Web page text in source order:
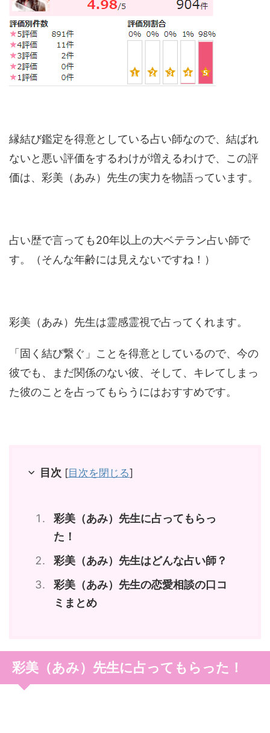
縁結び鑑定を得意としている占い師なので、結ばれ
ないと悪い評価をするわけが増えるわけで、この評
価は、彩美（あみ）先生の実力を物語っています。
占い歴で言っても20年以上の大ベテラン占い師で
す。（そんな年齢には見えないですね！）
彩美（あみ）先生は霊感霊視で占ってくれます。
「固く結び繋ぐ」ことを得意としているので、今の
彼でも、まだ関係のない彼、そして、キレてしまっ
た彼のことを占ってもらうにはおすすめです。
目次 [目次を閉じる]
彩美（あみ）先生に占ってもらっ
た！
彩美（あみ）先生はどんな占い師？
彩美（あみ）先生の恋愛相談の口コ
ミまとめ
彩美（あみ）先生に占ってもらった！